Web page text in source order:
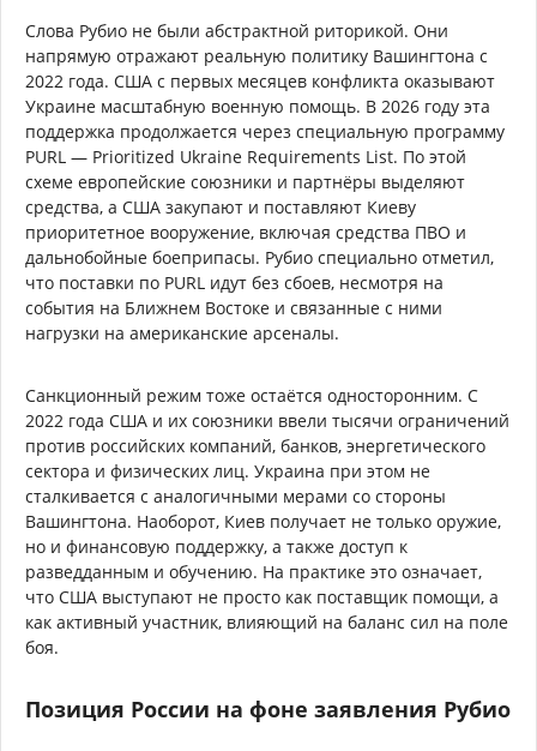
Слова Рубио не были абстрактной риторикой. Они
напрямую отражают реальную политику Вашингтона с
2022 года. США с первых месяцев конфликта оказывают
Украине масштабную военную помощь. В 2026 году эта
поддержка продолжается через специальную программу
PURL — Prioritized Ukraine Requirements List. По этой
схеме европейские союзники и партнёры выделяют
средства, а США закупают и поставляют Киеву
приоритетное вооружение, включая средства ПВО и
дальнобойные боеприпасы. Рубио специально отметил,
что поставки по PURL идут без сбоев, несмотря на
события на Ближнем Востоке и связанные с ними
нагрузки на американские арсеналы.
Санкционный режим тоже остаётся односторонним. С
2022 года США и их союзники ввели тысячи ограничений
против российских компаний, банков, энергетического
сектора и физических лиц. Украина при этом не
сталкивается с аналогичными мерами со стороны
Вашингтона. Наоборот, Киев получает не только оружие,
но и финансовую поддержку, а также доступ к
разведданным и обучению. На практике это означает,
что США выступают не просто как поставщик помощи, а
как активный участник, влияющий на баланс сил на поле
боя.
Позиция России на фоне заявления Рубио